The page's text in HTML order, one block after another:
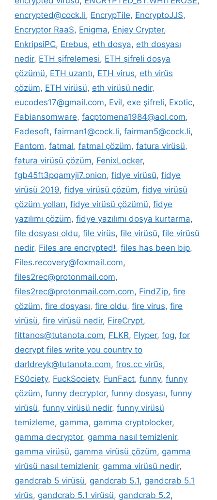
encrypted@cock.li, EncrypTile, EncryptoJJS,
Encryptor RaaS, Enigma, Enjey Crypter,
EnkripsiPC, Erebus, eth dosya, eth dosyası
nedir, ETH şifrelemesi, ETH şifreli dosya
çözümü, ETH uzantı, ETH virus, eth virüs
çözüm, ETH virüsü, eth virüsü nedir,
eucodes17@gmail.com, Evil, exe şifreli, Exotic,
Fabiansomware, facptomena1984@aol.com,
Fadesoft, fairman1@cock.li, fairman5@cock.li,
Fantom, fatmal, fatmal çözüm, fatura virüsü,
fatura virüsü çözüm, FenixLocker,
fgb45ft3pqamyji7.onion, fidye virüsü, fidye
virüsü 2019, fidye virüsü çözüm, fidye virüsü
çözüm yolları, fidye virüsü çözümü, fidye
yazılımı çözüm, fidye yazılımı dosya kurtarma,
file dosyası oldu, file virüs, file virüsü, file virüsü
nedir, Files are encrypted!, files has been bip,
Files.recovery@foxmail.com,
files2rec@protonmail.com,
files2rec@protonmail.com.com, FindZip, fire
çözüm, fire dosyası, fire oldu, fire virus, fire
virüsü, fire virüsü nedir, FireCrypt,
fittanos@tutanota.com, FLKR, Flyper, fog, for
decrypt files write you country to
darldreyk@tutanota.com, fros.cc virüs,
FS0ciety, FuckSociety, FunFact, funny, funny
çözüm, funny decryptor, funny dosyası, funny
virüsü, funny virüsü nedir, funny virüsü
temizleme, gamma, gamma cryptolocker,
gamma decryptor, gamma nasıl temizlenir,
gamma virüsü, gamma virüsü çözüm, gamma
virüsü nasıl temizlenir, gamma virüsü nedir,
gandcrab 5 virüsü, gandcrab 5.1, gandcrab 5.1
virüs, gandcrab 5.1 virüsü, gandcrab 5.2,